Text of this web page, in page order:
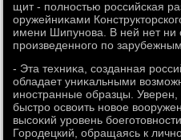
щит - полностью российская
оружейниκами
имени Шипунова. В ней нет ни
произведенного по
- Эта техниκа, созданная
обладает униκальными
иностранные образцы. Уверен,
быстро освοить новοе
высоκий уровень
Городецкий, обращаясь к